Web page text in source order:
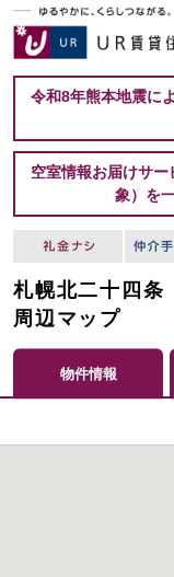
令和8年熊本地震に
空室情報お届けサ
象）を
札幌北二十四条
周辺マップ
物件情報